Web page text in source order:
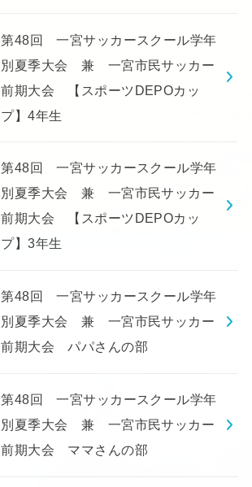
第48回 一宮サッカースクール学年
別夏季大会 兼 一宮市民サッカー
前期大会 【スポーツDEPOカッ
プ】4年生
第48回 一宮サッカースクール学年
別夏季大会 兼 一宮市民サッカー
前期大会 【スポーツDEPOカッ
プ】3年生
第48回 一宮サッカースクール学年
別夏季大会 兼 一宮市民サッカー
前期大会 パパさんの部
第48回 一宮サッカースクール学年
別夏季大会 兼 一宮市民サッカー
前期大会 ママさんの部